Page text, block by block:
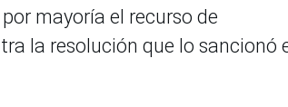
mayoría el recurso de
la resolución que lo sancionó